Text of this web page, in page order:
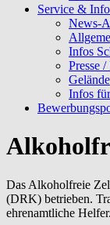
Service &
News-
Infos
Presse
Infos
Das Alkoholfreie
(DRK) betrieben.
ehrenamtliche Helfer.